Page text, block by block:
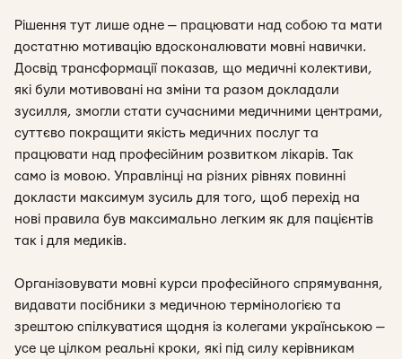
Рішення тут лише одне — працювати над собою та мати
достатню мотивацію вдосконалювати мовні навички.
Досвід трансформації показав, що медичні колективи,
які були мотивовані на зміни та разом докладали
зусилля, змогли стати сучасними медичними центрами,
суттєво покращити якість медичних послуг та
працювати над професійним розвитком лікарів. Так
само із мовою. Управлінці на різних рівнях повинні
докласти максимум зусиль для того, щоб перехід на
нові правила був максимально легким як для пацієнтів
так і для медиків.
Організовувати мовні курси професійного спрямування,
видавати посібники з медичною термінологією та
зрештою спілкуватися щодня із колегами українською —
усе це цілком реальні кроки, які під силу керівникам